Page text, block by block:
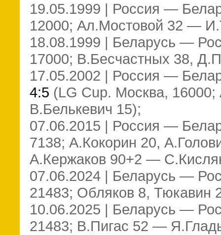
19.05.1999 | Россия —
12000; Ал.Мостовой 32 —
18.08.1999 | Беларусь —
17000; В.Бесчастных 38,
17.05.2002 | Россия —
4:5 (LG Cup. Москва,
В.Белькевич 15);
07.06.2015 | Россия —
7138; А.Кокорин 20,
А.Кержаков 90+2 —
07.06.2024 | Беларусь —
21483; Обляков 8, Тюкавин
10.06.2025 | Беларусь —
21483; В.Пигас 52 —